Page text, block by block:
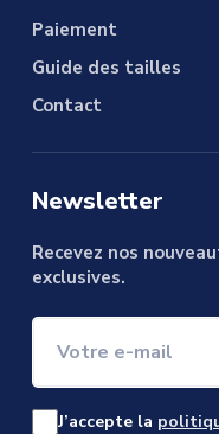
Paiement
Guide des tailles
Contact
Newsletter
Recevez nos
exclusives.
Votre e-mail
J’accepte la